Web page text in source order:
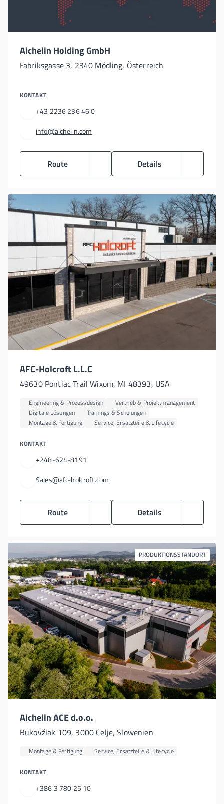
Aichelin Holding GmbH
Fabriksgasse 3, 2340 Mödling, Österreich
KONTAKT
+43 2236 236 46 0
info@aichelin.com
Route Details
AFC-Holcroft L.L.C
49630 Pontiac Trail Wixom, MI 48393, USA
Engineering & Prozessdesign
Vertrieb & Projektmanagement
Digitale Lösungen
Trainings & Schulungen
Montage & Fertigung
Service, Ersatzteile & Lifecycle
KONTAKT
+248-624-8191
Sales@afc-holcroft.com
Route Details
PRODUKTIONSSTANDORT
Aichelin ACE d.o.o.
Bukovžlak 109, 3000 Celje, Slowenien
Montage & Fertigung Service, Ersatzteile & Lifecycle
KONTAKT
+386 3 780 25 10